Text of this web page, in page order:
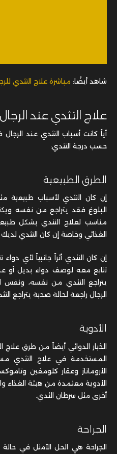
شاهد أيضًا: مباشرة علاج التثدي
علاج التثدي عند الرجال
أياً كانت أسباب التثدي عند
حسب درجة التثدي:
الطرق الطبيعية
إن كان التثدي لأسباب طبيعية
البلوغ فقد يتراجع من نفسه
مناسب لعلاج التثدي بشكل
الغذائي وخاصة إن كان التثدي
إن كان التثدي أثراً جانبياً لأي
تتابع معه لوصف دواء بديل أو
يتراجع التثدي من نفسه، ونفس
الرجال راجعة لحالة صحية يتراجع
الأدوية
الخيار الدوائي أيضاً من طرق
المستخدمة في علاج التثدي
الأروماتاز وعقار كلومفين
الأدوية معتمدة من هيئة الغذاء
أخرى مثل سرطان الثدي.
الجراحة
الجراحة هي الحل الأمثل في